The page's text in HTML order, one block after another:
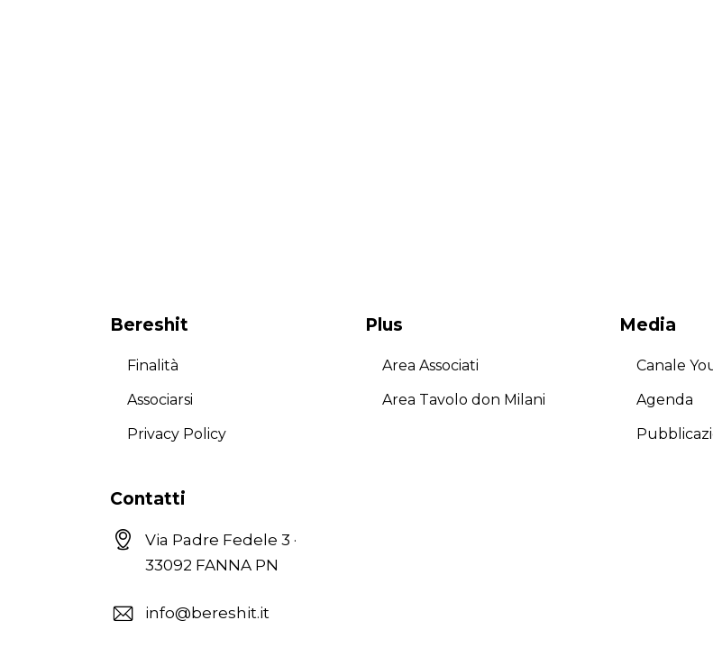
Bereshit
Finalità
Associarsi
Privacy Policy
Plus
Area Associati
Area Tavolo don Milani
Media
Canale
Agenda
Contatti
Via Padre Fedele 3 ·
33092 FANNA PN
info@bereshit.it